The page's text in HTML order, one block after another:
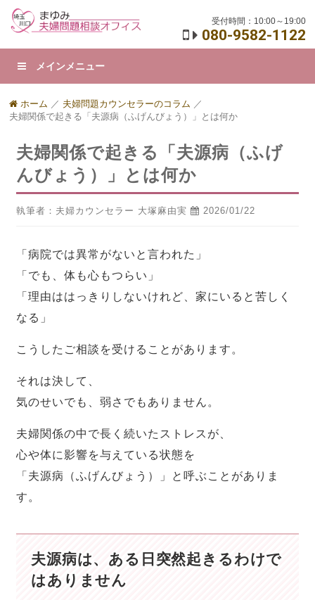
受付時間：10:00～19:00
080-9582-1122
メインメニュー
ホーム ／ 夫婦問題カウンセラーのコラム ／
夫婦関係で起きる「夫源病（ふげんびょう）」とは何か
夫婦関係で起きる「夫源病（ふげ
んびょう）」とは何か
執筆者：夫婦カウンセラー 大塚麻由実 2026/01/22
「病院では異常がないと言われた」
「でも、体も心もつらい」
「理由ははっきりしないけれど、家にいると苦しく
なる」
こうしたご相談を受けることがあります。
それは決して、
気のせいでも、弱さでもありません。
夫婦関係の中で長く続いたストレスが、
心や体に影響を与えている状態を
「夫源病（ふげんびょう）」と呼ぶことがありま
す。
夫源病は、ある日突然起きるわけで
はありません